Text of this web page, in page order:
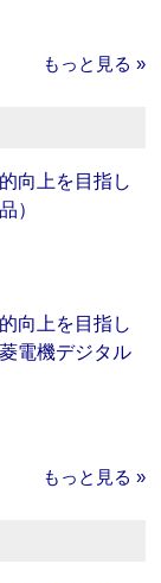
もっと見る »
向上を目指し
）
向上を目指し
電機デジタル
もっと見る »